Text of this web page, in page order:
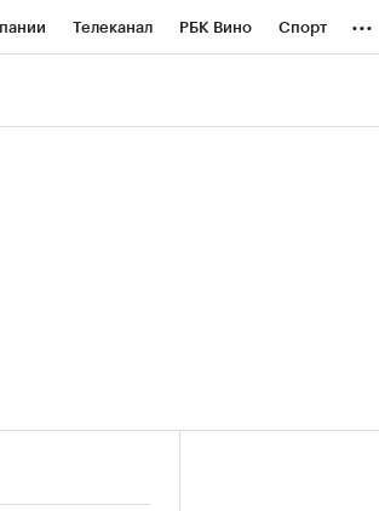
Телеканал РБК Вино Спорт ...